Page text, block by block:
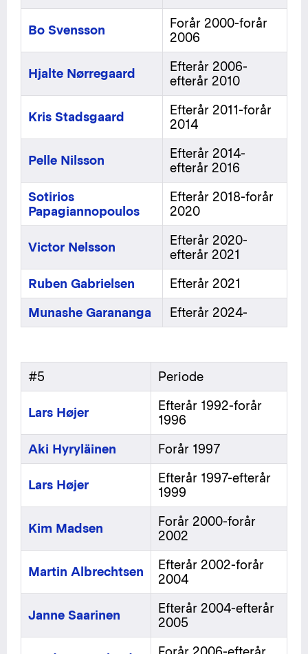
Bo Svensson
Forår 2000-forår
2006
Hjalte Nørregaard
Efterår 2006-
efterår 2010
Kris Stadsgaard
Efterår 2011-forår
2014
Pelle Nilsson
Efterår 2014-
efterår 2016
Sotirios
Papagiannopoulos
Efterår 2018-forår
2020
Victor Nelsson
Efterår 2020-
efterår 2021
Ruben Gabrielsen
Efterår 2021
Munashe Garananga
Efterår 2024-
#5 Periode
Lars Højer
Efterår 1992-forår
1996
Aki Hyryläinen
Forår 1997
Lars Højer
Efterår 1997-efterår
1999
Kim Madsen
Forår 2000-forår
2002
Martin Albrechtsen
Efterår 2002-forår
2004
Janne Saarinen
Efterår 2004-efterår
2005